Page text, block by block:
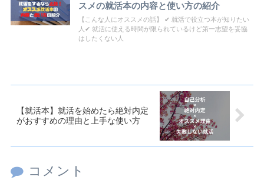
スメの就活本の内容と使い方の紹介
【こんな人にオススメの話】 ✔ 就活で役立つ本が知りたい
人✔ 就活に使える時間が限られているけど第一志望を妥協
はしたくない人
【就活本】就活を始めたら絶対内定
がおすすめの理由と上手な使い方
コメント